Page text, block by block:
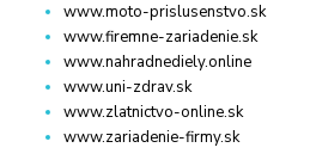
www.moto-prislusenstvo.sk
www.firemne-zariadenie.sk
www.nahradnediely.online
www.uni-zdrav.sk
www.zlatnictvo-online.sk
www.zariadenie-firmy.sk